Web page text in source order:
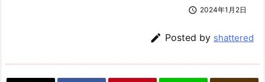
 2024年1月2日
 Posted by shattered